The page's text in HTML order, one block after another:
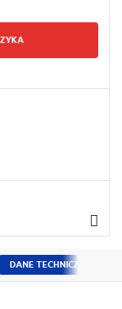
DANE TECHNICZNE